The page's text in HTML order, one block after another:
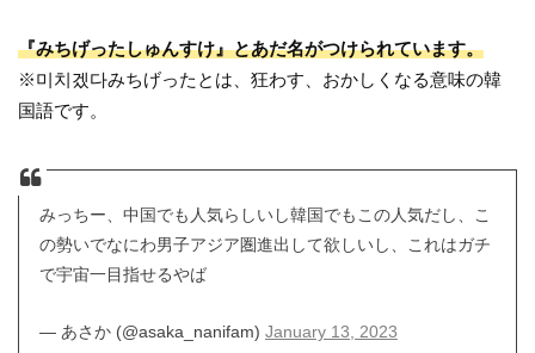
『みちげったしゅんすけ』とあだ名がつけられています。
※미치겠다みちげったとは、狂わす、おかしくなる意味の韓
国語です。
みっちー、中国でも人気らしいし韓国でもこの人気だし、こ
の勢いでなにわ男子アジア圏進出して欲しいし、これはガチ
で宇宙一目指せるやば
— あさか (@asaka_nanifam) January 13, 2023